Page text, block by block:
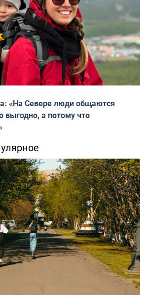
«На Севере люди общаются
выгодно, а потому что